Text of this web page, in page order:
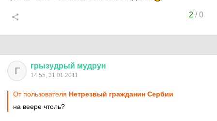
2 /0
Г грызудрый мудрун
14:55, 31.01.2011
От пользователя Нетрезвый гражданин Сербии
на веере чтоль?